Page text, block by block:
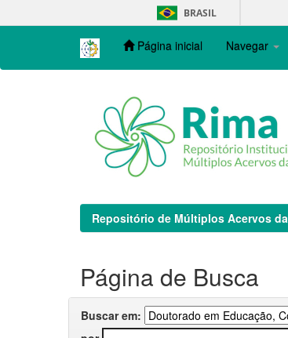
navigation
BRASIL
Página inicial Navegar
Repositório de Múltiplos Acervos da
Página de Busca
Buscar em: